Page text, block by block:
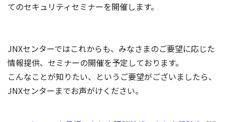
てのセキュリティセミナーを開催します。
JNXセンターではこれからも、みなさまのご要望に応じた
情報提供、セミナーの開催を予定しております。
こんなことが知りたい、というご要望がございましたら、
JNXセンターまでお声がけください。